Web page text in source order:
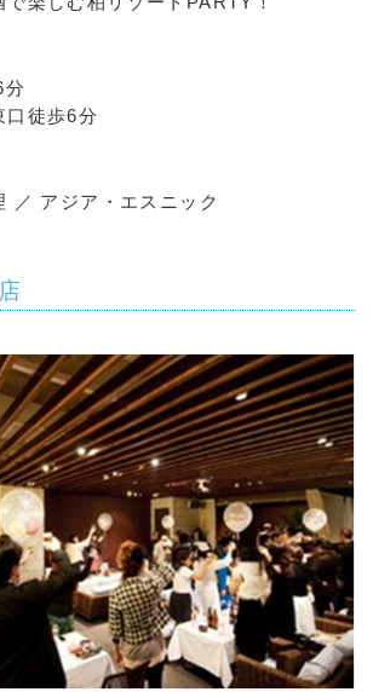
口徒歩6分
／ アジア・エスニック